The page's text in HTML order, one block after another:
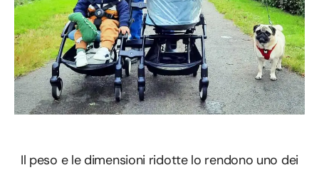
Il peso e le dimensioni ridotte lo rendono uno dei